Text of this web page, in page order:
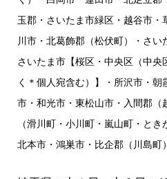
玉郡・さいたま市緑区・越谷市
川市・北葛飾郡（松伏町）・さい
さいたま市【桜区・中央区（中
く＊個人宛含む）】・所沢市・
市・和光市・東松山市・入間郡
（滑川町・小川町・嵐山町・と
北本市・鴻巣市・比企郡（川島町）